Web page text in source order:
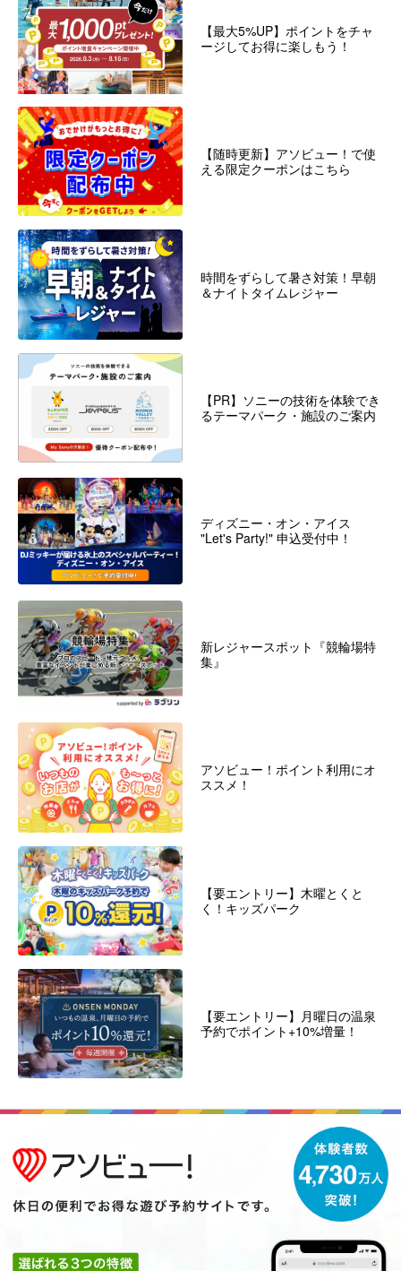
【最大5%UP】ポイントをチャ
ージしてお得に楽しもう！
【随時更新】アソビュー！で使
える限定クーポンはこちら
時間をずらして暑さ対策！早朝
＆ナイトタイムレジャー
【PR】ソニーの技術を体験でき
るテーマパーク・施設のご案内
ディズニー・オン・アイス
"Let's Party!" 申込受付中！
新レジャースポット『競輪場特
集』
アソビュー！ポイント利用にオ
ススメ！
【要エントリー】木曜とくと
く！キッズパーク
【要エントリー】月曜日の温泉
予約でポイント+10%増量！